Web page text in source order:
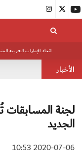
اتحاد الإمارات العربية
الأخبار
لجنة
الجديد
2020-07-06 10:53